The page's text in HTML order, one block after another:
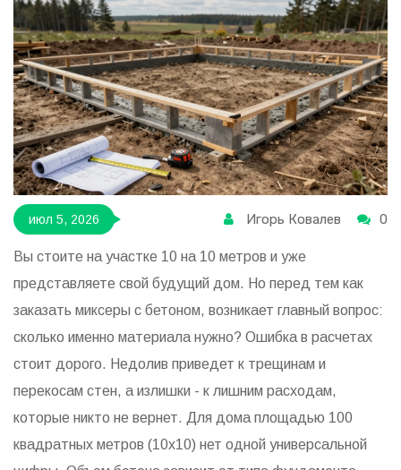
июл 5, 2026 Игорь Ковалев 0
Вы стоите на участке 10 на 10 метров и уже
представляете свой будущий дом. Но перед тем как
заказать миксеры с бетоном, возникает главный вопрос:
сколько именно материала нужно? Ошибка в расчетах
стоит дорого. Недолив приведет к трещинам и
перекосам стен, а излишки - к лишним расходам,
которые никто не вернет. Для дома площадью 100
квадратных метров (10x10) нет одной универсальной